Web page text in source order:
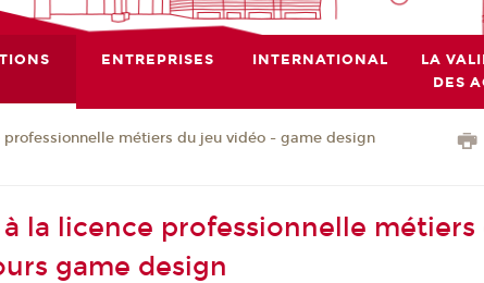
ENTREPRISES INTERNATIONAL
LA
DES
professionnelle métiers du jeu vidéo - game design
la licence professionnelle métiers
game design